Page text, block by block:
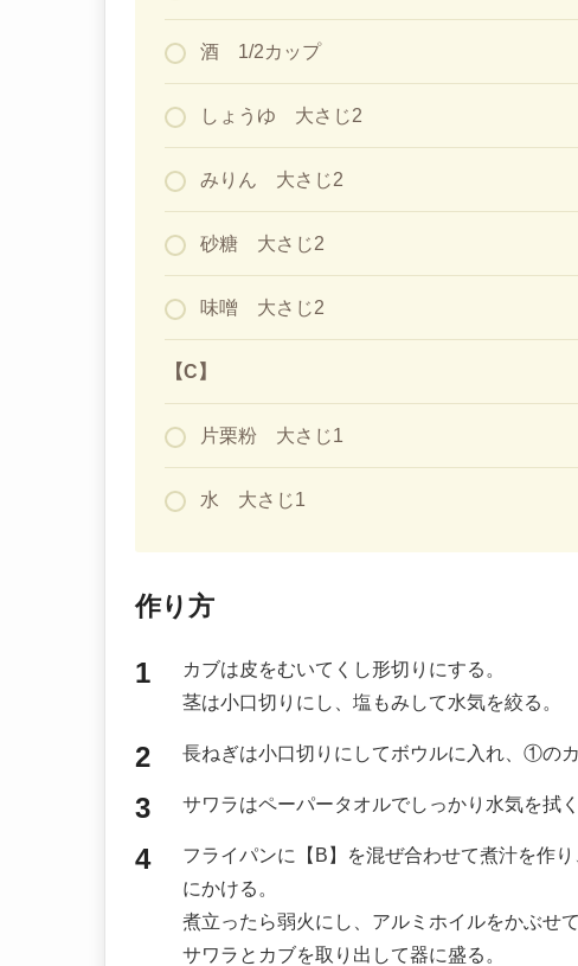
酒 1/2カップ
しょうゆ 大さじ2
みりん 大さじ2
砂糖 大さじ2
味噌 大さじ2
【C】
片栗粉 大さじ1
水 大さじ1
作り方
カブは皮をむいてくし形切りにする。
茎は小口切りにし、塩もみして水気を絞る。
長ねぎは小口切りにしてボウルに入れ、①の
サワラはペーパータオルでしっかり水気を拭く
フライパンに【B】を混ぜ合わせて煮汁を作
にかける。
煮立ったら弱火にし、アルミホイルをかぶせ
サワラとカブを取り出して器に盛る。